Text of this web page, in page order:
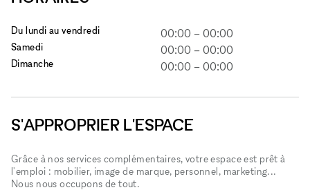
Du lundi au vendredi 00:00 – 00:00
Samedi 00:00 – 00:00
Dimanche 00:00 – 00:00
S'APPROPRIER L'ESPACE
Grâce à nos services complémentaires, votre espace est prêt à
l'emploi : mobilier, image de marque, personnel, marketing...
Nous nous occupons de tout.